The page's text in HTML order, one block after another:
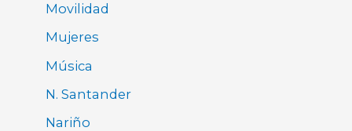
Movilidad
Mujeres
Música
N. Santander
Nariño